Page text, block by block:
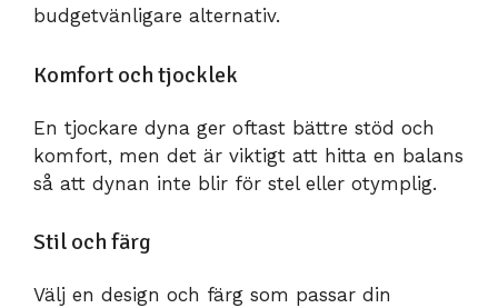
budgetvänligare alternativ.
Komfort och tjocklek
En tjockare dyna ger oftast bättre stöd och
komfort, men det är viktigt att hitta en balans
så att dynan inte blir för stel eller otymplig.
Stil och färg
Välj en design och färg som passar din